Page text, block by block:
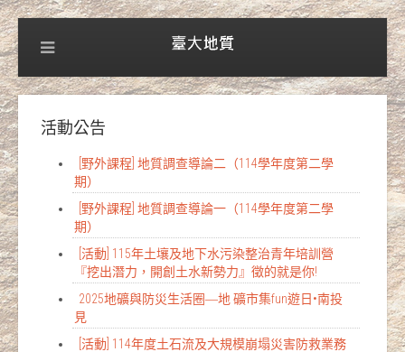
活動公告
[野外課程] 地質調查導論二（114學年度第二學
期）
[野外課程] 地質調查導論一（114學年度第二學
期）
[活動] 115年土壤及地下水污染整治青年培訓營
『挖出潛力，開創土水新勢力』徵的就是你!
2025地礦與防災生活圈―地 礦市集fun遊日•南投
見
[活動] 114年度土石流及大規模崩塌災害防救業務